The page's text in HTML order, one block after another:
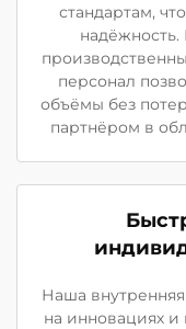
стандартам,
персонал
объёмы без
партнёром в
Наша
на инновациях